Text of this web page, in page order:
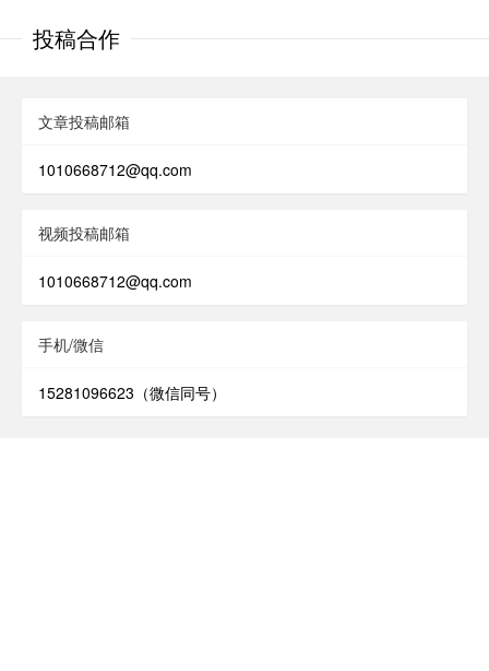
投稿合作
文章投稿邮箱
1010668712@qq.com
视频投稿邮箱
1010668712@qq.com
手机/微信
15281096623（微信同号）